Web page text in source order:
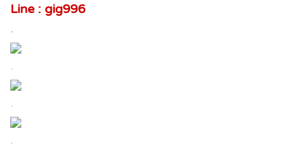
Line : gig996
.
.
.
.